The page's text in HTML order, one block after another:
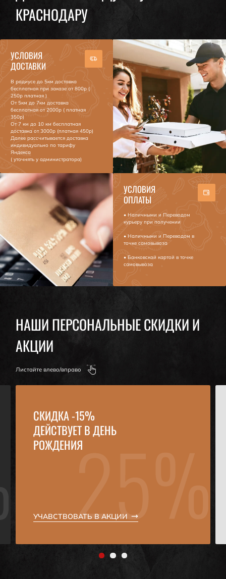
КРАСНОДАРУ
УСЛОВИЯ
ДОСТАВКИ
В радиусе до 5км доставка
бесплатная при заказе от 800р (
250р платная )
От 5км до 7км доставка
бесплатная от 2000р ( платная
350р)
От 7 км до 10 км бесплатная
доставка от 3000р (платная 450р)
Далее рассчитывается доставка
индивидуально по тарифу
Яндекса
( уточнять у администратора)
УСЛОВИЯ
ОПЛАТЫ
• Наличными и Переводом
курьеру при получении
• Наличными и Переводом в
точке самовывоза
• Банковской картой в точке
самовывоза
НАШИ ПЕРСОНАЛЬНЫЕ СКИДКИ И
АКЦИИ
Листайте влево/вправо
СКИДКА -15%
ДЕЙСТВУЕТ В ДЕНЬ
РОЖДЕНИЯ
УЧАВСТВОВАТЬ В АКЦИИ